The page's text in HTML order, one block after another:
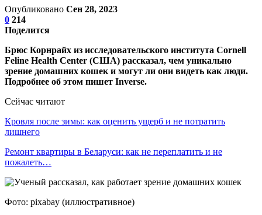
Опубликовано Сен 28, 2023
0 214
Поделится
Брюс Корнрайх из исследовательского института Cornell
Feline Health Center (США) рассказал, чем уникально
зрение домашних кошек и могут ли они видеть как люди.
Подробнее об этом пишет Inverse.
Сейчас читают
Кровля после зимы: как оценить ущерб и не потратить
лишнего
Ремонт квартиры в Беларуси: как не переплатить и не
пожалеть…
Фото: pixabay (иллюстративное)